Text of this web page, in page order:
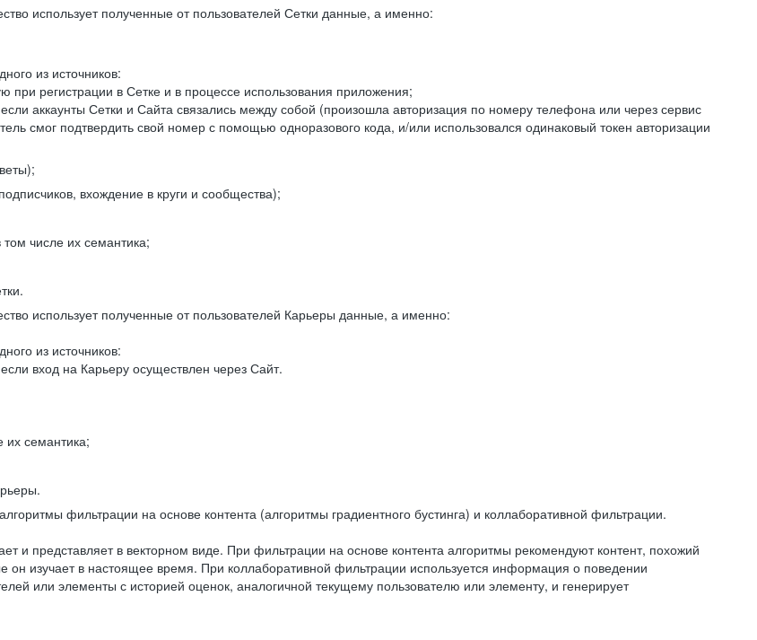
использует полученные от пользователей Сетки данные, а именно:
из источников:
при регистрации в Сетке и в процессе использования приложения;
аккаунты Сетки и Сайта связались между собой (произошла авторизация по номеру телефона или через сервис
смог подтвердить свой номер с помощью одноразового кода, и/или использовался одинаковый токен авторизации
вхождение в круги и сообщества);
числе их семантика;
использует полученные от пользователей Карьеры данные, а именно:
из источников:
вход на Карьеру осуществлен через Сайт.
их семантика;
фильтрации на основе контента (алгоритмы градиентного бустинга) и коллаборативной фильтрации.
представляет в векторном виде. При фильтрации на основе контента алгоритмы рекомендуют контент, похожий
он изучает в настоящее время. При коллаборативной фильтрации используется информация о поведении
или элементы с историей оценок, аналогичной текущему пользователю или элементу, и генерирует